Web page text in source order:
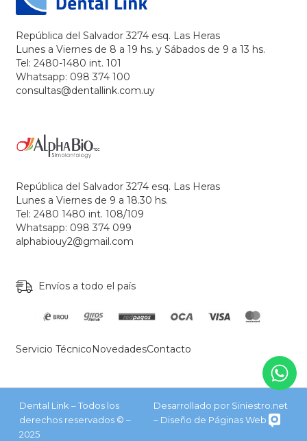
República del Salvador 3274 esq. Las Heras
Lunes a Viernes de 8 a 19 hs. y Sábados de 9 a 13 hs.
Tel: 2480-1480 int. 101
Whatsapp: 098 374 100
consultas@dentallink.com.uy
República del Salvador 3274 esq. Las Heras
Lunes a Viernes de 9 a 18.30 hs.
Tel: 2480 1480 int. 108/109
Whatsapp: 098 374 099
alphabiouy2@gmail.com
Envíos a todo el país
Servicio TécnicoNovedadesContacto
Dental Link – Todos los
derechos reservados © –
2025
Desarrollado por Siniestro.net
– Diseño de Páginas Web